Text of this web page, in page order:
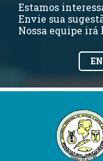
Estamos
Envie sua
Nossa equipe irá